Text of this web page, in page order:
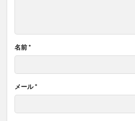
名前*
メール*